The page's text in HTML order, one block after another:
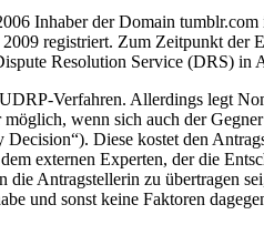
Inhaber der Domain
registriert. Zum Zeitpunkt
Resolution Service (DRS) in
Verfahren. Allerdings legt
wenn sich auch der
Diese kostet den
externen Experten, der die
Antragstellerin zu übertragen
und sonst keine Faktoren